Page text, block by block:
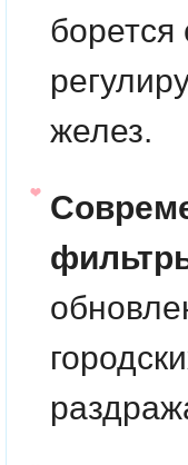
борется
желез.